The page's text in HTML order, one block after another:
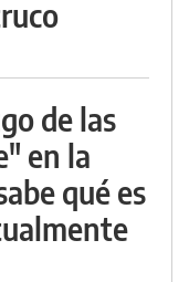
de las
en la
qué es